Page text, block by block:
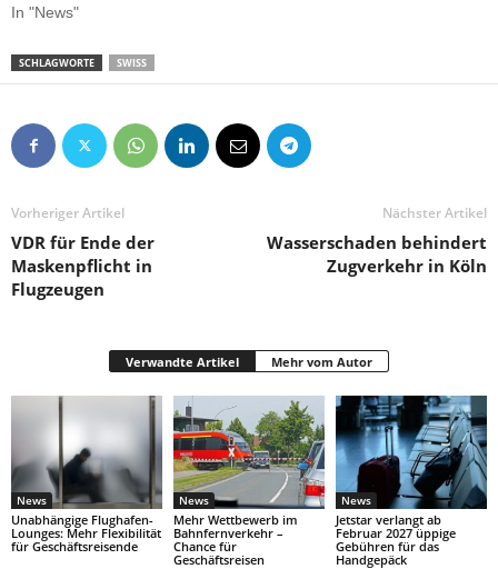
In "News"
SCHLAGWORTE SWISS
Vorheriger Artikel
VDR für Ende der
Maskenpflicht in
Flugzeugen
Nächster Artikel
Wasserschaden behindert
Zugverkehr in Köln
Verwandte Artikel Mehr vom Autor
News
Unabhängige Flughafen-
Lounges: Mehr Flexibilität
für Geschäftsreisende
News
Mehr Wettbewerb im
Bahnfernverkehr –
Chance für
Geschäftsreisen
News
Jetstar verlangt ab
Februar 2027 üppige
Gebühren für das
Handgepäck